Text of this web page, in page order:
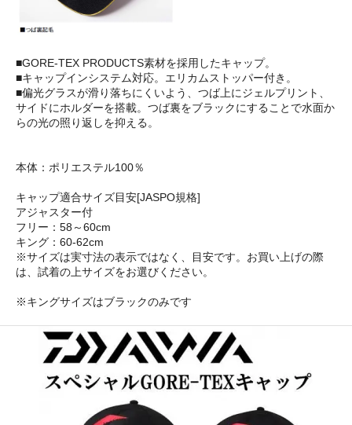
■GORE-TEX PRODUCTS素材を採用したキャップ。
■キャップインシステム対応。エリカムストッパー付き。
■偏光グラスが滑り落ちにくいよう、つば上にジェルプリント、
サイドにホルダーを搭載。つば裏をブラックにすることで水面か
らの光の照り返しを抑える。
本体：ポリエステル100％
キャップ適合サイズ目安[JASPO規格]
アジャスター付
フリー：58～60cm
キング：60-62cm
※サイズは実寸法の表示ではなく、目安です。お買い上げの際
は、試着の上サイズをお選びください。
※キングサイズはブラックのみです